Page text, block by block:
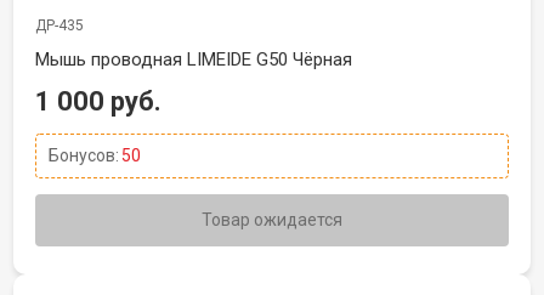
ДР-435
Мышь проводная LIMEIDE G50 Чёрная
1 000 руб.
Бонусов: 50
Товар ожидается